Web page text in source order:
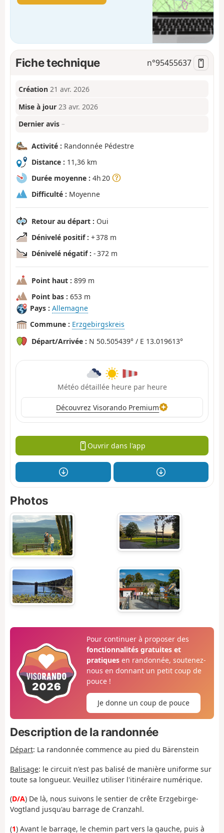
Fiche technique n°95455637
Création 21 avr. 2026
Mise à jour 23 avr. 2026
Dernier avis –
Activité : Randonnée Pédestre
Distance : 11,36 km
Durée moyenne : 4h 20
Difficulté : Moyenne
Retour au départ : Oui
Dénivelé positif : + 378 m
Dénivelé négatif : - 372 m
Point haut : 899 m
Point bas : 653 m
Pays : Allemagne
Commune : Erzgebirgskreis
Départ/Arrivée : N 50.505439° / E 13.019613°
Météo détaillée heure par heure
Découvrez Visorando Premium
Ouvrir dans l'app
Photos
Pour continuer à proposer des
fonctionnalités gratuites et
pratiquesen randonnée, soutenez-
nous en donnant un petit coup de
pouce !
Je donne un coup de pouce
Description de la randonnée
Départ: La randonnée commence au pied du Bärenstein
Balisage: le circuit n'est pas balisé de manière uniforme sur
toute sa longueur. Veuillez utiliser l'itinéraire numérique.
(D/A) De là, nous suivons le sentier de crête Erzgebirge-
Vogtland jusqu'au barrage de Cranzahl.
(1) Avant le barrage, le chemin part vers la gauche, puis à